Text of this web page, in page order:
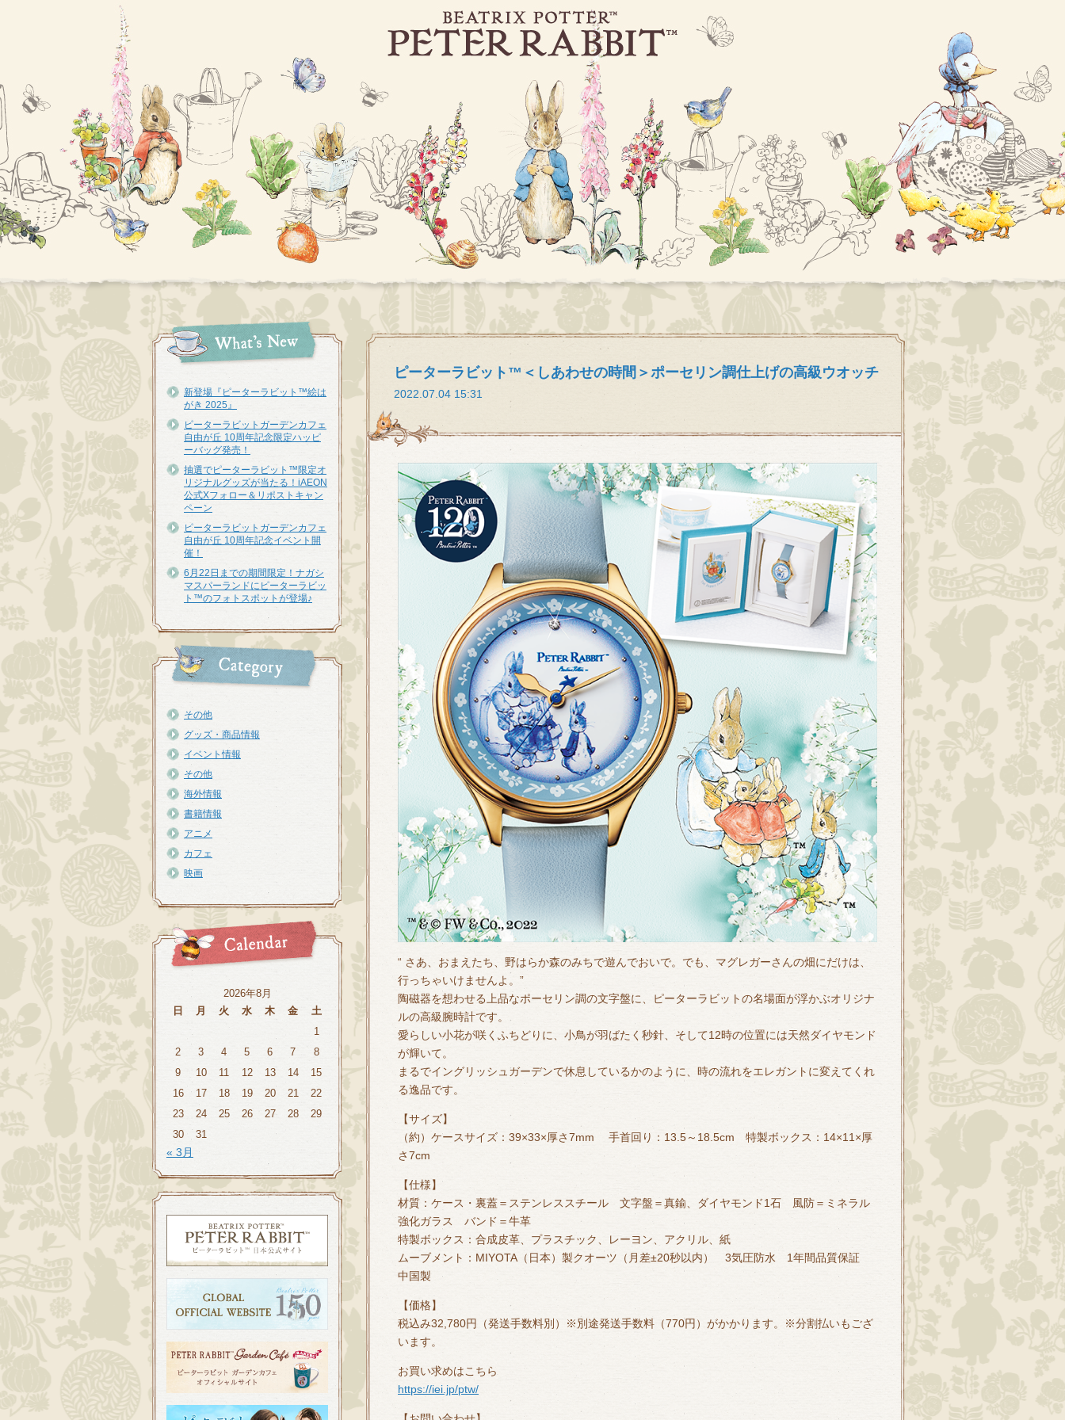
新登場『ピーターラビット™︎絵は
がき 2025』
ピーターラビットガーデンカフェ
自由が丘 10周年記念限定ハッピ
ーバッグ発売！
抽選でピーターラビット™限定オ
リジナルグッズが当たる！iAEON
公式Xフォロー＆リポストキャン
ペーン
ピーターラビットガーデンカフェ
自由が丘 10周年記念イベント開
催！
6月22日までの期間限定！ナガシ
マスパーランドにピーターラビッ
ト™のフォトスポットが登場♪
その他
グッズ・商品情報
イベント情報
その他
海外情報
書籍情報
アニメ
カフェ
映画
2026年8月
日
月 火 水 木 金
土
1
2
3 4 5 6 7
8
9
10 11 12 13 14
15
16
17 18 19 20 21
22
23
24 25 26 27 28
29
30
31
« 3月
ピーターラビット™＜しあわせの時間＞ポーセリン調仕上げの高級ウオッチ
2022.07.04 15:31
“ さあ、おまえたち、野はらか森のみちで遊んでおいで。でも、マグレガーさんの畑にだけは、
行っちゃいけませんよ。”
陶磁器を想わせる上品なポーセリン調の文字盤に、ピーターラビットの名場面が浮かぶオリジナ
ルの高級腕時計です。
愛らしい小花が咲くふちどりに、小鳥が羽ばたく秒針、そして12時の位置には天然ダイヤモンド
が輝いて。
まるでイングリッシュガーデンで休息しているかのように、時の流れをエレガントに変えてくれ
る逸品です。
【サイズ】
（約）ケースサイズ：39×33×厚さ7mm 手首回り：13.5～18.5cm 特製ボックス：14×11×厚
さ7cm
【仕様】
材質：ケース・裏蓋＝ステンレススチール 文字盤＝真鍮、ダイヤモンド1石 風防＝ミネラル
強化ガラス バンド＝牛革
特製ボックス：合成皮革、プラスチック、レーヨン、アクリル、紙
ムーブメント：MIYOTA（日本）製クオーツ（月差±20秒以内） 3気圧防水 1年間品質保証
中国製
【価格】
税込み32,780円（発送手数料別）※別途発送手数料（770円）がかかります。※分割払いもござ
います。
お買い求めはこちら
https://iei.jp/ptw/